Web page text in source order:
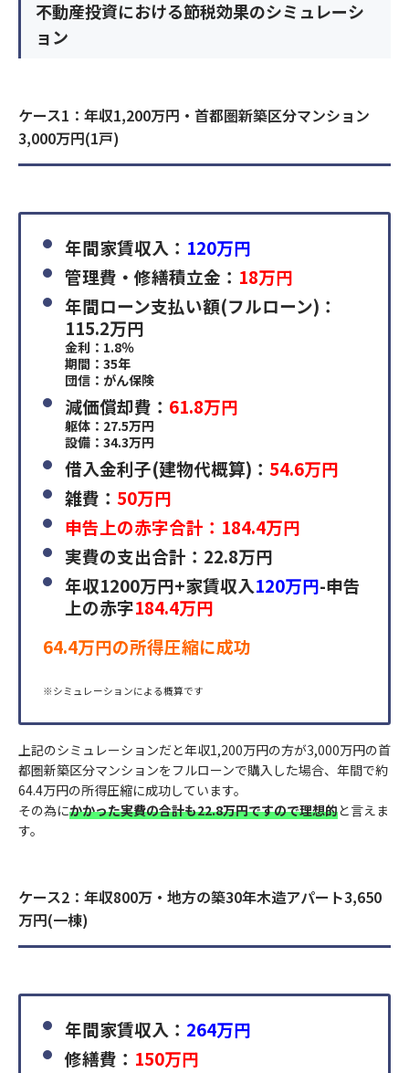
不動産投資における節税効果のシミュレーシ
ョン
ケース1：年収1,200万円・首都圏新築区分マンション
3,000万円(1戸)
年間家賃収入： 120万円
管理費・修繕積立金： 18万円
年間ローン支払い額(フルローン)：
115.2万円
金利：1.8％
期間：35年
団信：がん保険
減価償却費： 61.8万円
躯体：27.5万円
設備：34.3万円
借入金利子(建物代概算)： 54.6万円
雑費： 50万円
申告上の赤字合計：184.4万円
実費の支出合計：22.8万円
年収1200万円+家賃収入120万円-申告
上の赤字184.4万円
64.4万円の所得圧縮に成功
※シミュレーションによる概算です
上記のシミュレーションだと年収1,200万円の方が3,000万円の首
都圏新築区分マンションをフルローンで購入した場合、年間で約
64.4万円の所得圧縮に成功しています。
その為にかかった実費の合計も22.8万円ですので理想的と言えま
す。
ケース2：年収800万・地方の築30年木造アパート3,650
万円(一棟)
年間家賃収入： 264万円
修繕費： 150万円